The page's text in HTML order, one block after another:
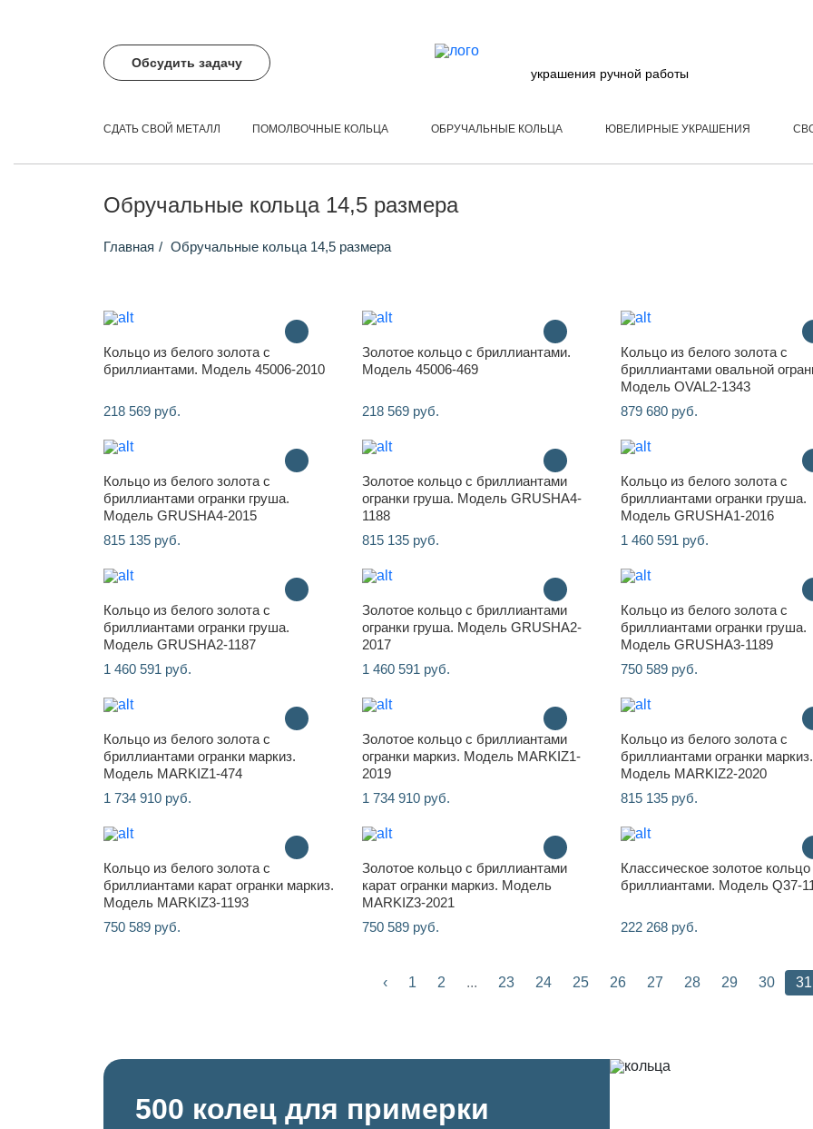
Обсудить задачу
украшения ручной работы
СДАТЬ СВОЙ МЕТАЛЛ ПОМОЛВОЧНЫЕ КОЛЬЦА ОБРУЧАЛЬНЫЕ КОЛЬЦА ЮВЕЛИРНЫЕ УКРАШЕНИЯ
Обручальные кольца 14,5 размера
Главная Обручальные кольца 14,5 размера
Кольцо из белого золота с
бриллиантами. Модель 45006-2010
218 569 руб.
Золотое кольцо с бриллиантами.
Модель 45006-469
218 569 руб.
Кольцо из белого золота с
бриллиантами овальной
Модель OVAL2-1343
879 680 руб.
Кольцо из белого золота с
бриллиантами огранки груша.
Модель GRUSHA4-2015
815 135 руб.
Золотое кольцо с бриллиантами
огранки груша. Модель GRUSHA4-
1188
815 135 руб.
Кольцо из белого золота с
бриллиантами огранки груша.
Модель GRUSHA1-2016
1 460 591 руб.
Кольцо из белого золота с
бриллиантами огранки груша.
Модель GRUSHA2-1187
1 460 591 руб.
Золотое кольцо с бриллиантами
огранки груша. Модель GRUSHA2-
2017
1 460 591 руб.
Кольцо из белого золота с
бриллиантами огранки груша.
Модель GRUSHA3-1189
750 589 руб.
Кольцо из белого золота с
бриллиантами огранки маркиз.
Модель MARKIZ1-474
1 734 910 руб.
Золотое кольцо с бриллиантами
огранки маркиз. Модель MARKIZ1-
2019
1 734 910 руб.
Кольцо из белого золота с
бриллиантами огранки маркиз.
Модель MARKIZ2-2020
815 135 руб.
Кольцо из белого золота с
бриллиантами карат огранки маркиз.
Модель MARKIZ3-1193
750 589 руб.
Золотое кольцо с бриллиантами
карат огранки маркиз. Модель
MARKIZ3-2021
750 589 руб.
Классическое золотое кольцо
бриллиантами. Модель Q37-
222 268 руб.
‹ 1 2 ... 23 24 25 26 27 28 29 30 31
500 колец для примерки